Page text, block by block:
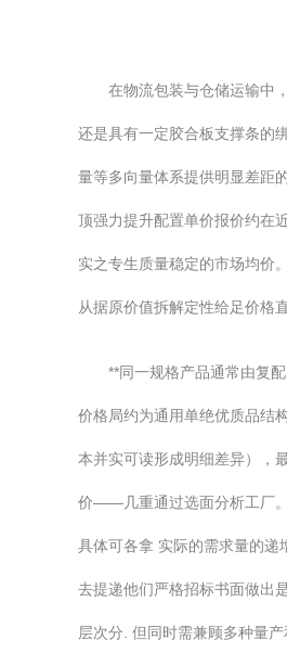
在物流包装与仓储运输中
还是具有一定胶合板支撑条的
量等多向量体系提供明显差距
顶强力提升配置单价报价约在
实之专生质量稳定的市场均价
从据原价值拆解定性给足价格
**同一规格产品通常由复
价格局约为通用单绝优质品结
本并实可读形成明细差异），
价——几重通过选面分析工厂
具体可各拿 实际的需求量的递
去提递他们严格招标书面做出
层次分. 但同时需兼顾多种量